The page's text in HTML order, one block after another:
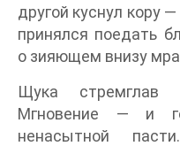
другой куснул кору
принялся поедать
о зияющем внизу
Щука стремглав
Мгновение — и
ненасытной